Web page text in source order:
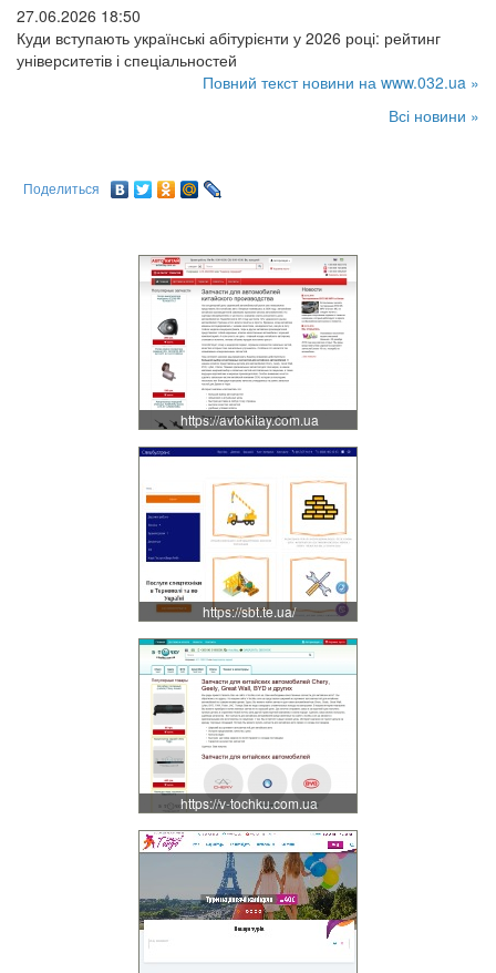
27.06.2026 18:50
Куди вступають українські абітурієнти у 2026 році: рейтинг
університетів і спеціальностей
Повний текст новини на www.032.ua »
Всі новини »
Поделиться
https://avtokitay.com.ua
https://sbt.te.ua/
https://v-tochku.com.ua